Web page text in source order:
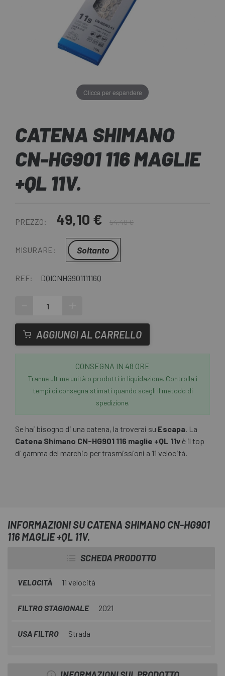
Clicca per espandere
CATENA SHIMANO
CN-HG901 116 MAGLIE
+QL 11V.
PREZZO: 49,10 € 54,49 €
MISURARE: Soltanto
REF: DQICNHG90111116Q
AGGIUNGI AL CARRELLO
CONSEGNA IN 48 ORE
Tranne ultime unità o prodotti in liquidazione. Controlla i
tempi di consegna stimati quando scegli il metodo di
spedizione.
Se hai bisogno di una catena, la troverai su Escapa. La
Catena Shimano CN-HG901 116 maglie +QL 11v è il top
di gamma del marchio per trasmissioni a 11 velocità.
INFORMAZIONI SU CATENA SHIMANO CN-HG901
116 MAGLIE +QL 11V.
SCHEDA PRODOTTO
VELOCITÀ 11 velocità
FILTRO STAGIONALE 2021
USA FILTRO Strada